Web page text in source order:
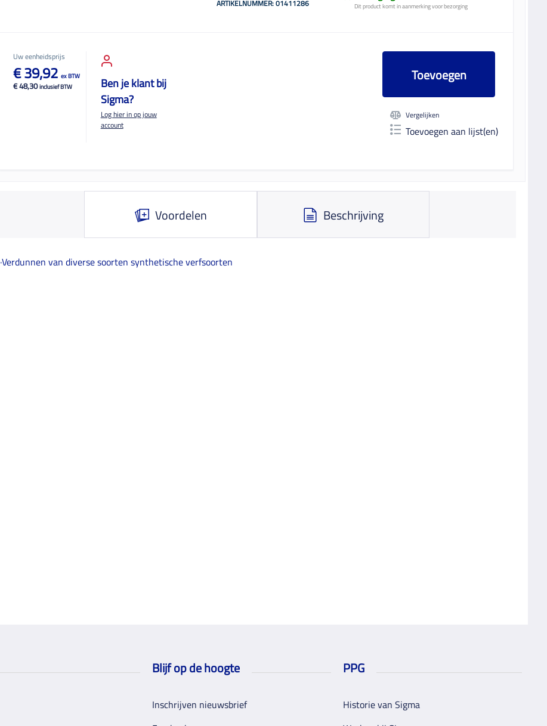
ARTIKELNUMMER: 01411286 Dit product komt in aanmerking voor bezorging
Uw eenheidsprijs
€ 48,30inclusief BTW
€ 39,92 ex BTW
Ben je klant bij
Sigma?
Log hier in op jouw
account
Toevoegen
Vergelijken
Toevoegen aan lijst(en)
Voordelen Beschrijving
·Verdunnen van diverse soorten synthetische verfsoorten
Blijf op de hoogte
Inschrijven nieuwsbrief
PPG
Historie van Sigma